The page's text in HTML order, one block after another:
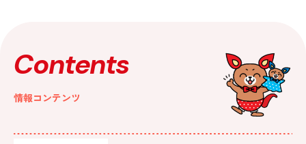
Contents
情報コンテンツ